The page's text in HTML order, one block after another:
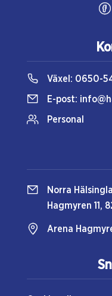
Växel: 0650-
E-post:
Personal
Norra
Hagmyren 11,
Arena